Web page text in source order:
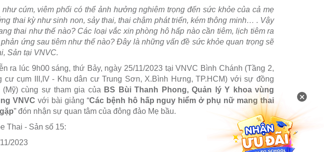
cúm, viêm phổi có thể ảnh hưởng nghiêm trọng đến sức khỏe của cả mẹ
thai kỳ như sinh non, sảy thai, thai chậm phát triển, kém thông minh… . Vậy
thai như thế nào? Các loại vắc xin phòng hô hấp nào cần tiêm, lịch tiêm ra
ứng sau tiêm như thế nào? Đây là những vấn đề sức khỏe quan trọng sẽ
Sản tại VNVC.
ra lúc 9h00 sáng, thứ Bảy, ngày 25/11/2023 tại VNVC Bình Chánh (Tầng 2,
cư cụm III,IV - Khu dân cư Trung Sơn, X.Bình Hưng, TP.HCM) với sự đồng
cùng sự tham gia của BS Bùi Thanh Phong, Quản lý Y khoa vùng
VNVC với bài giảng “Các bệnh hô hấp nguy hiểm ở phụ nữ mang thai
” đón nhận sự quan tâm của đông đảo Mẹ bầu.
Thai - Sản số 15:
2023
×